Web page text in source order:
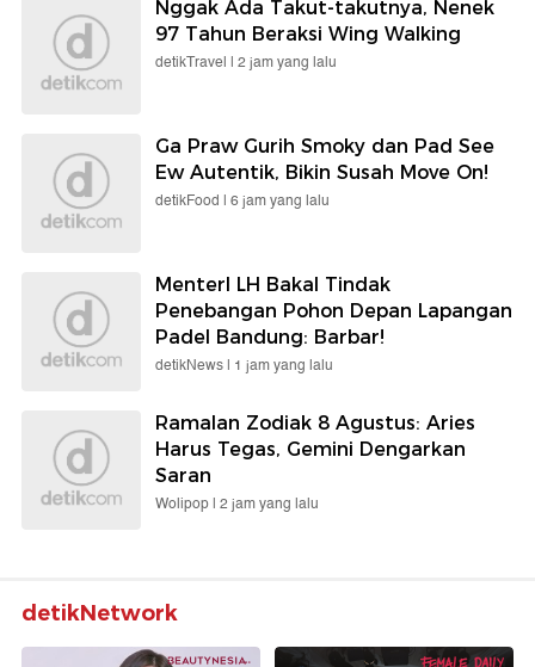
Nggak Ada Takut-takutnya, Nenek
97 Tahun Beraksi Wing Walking
detikTravel | 2 jam yang lalu
Ga Praw Gurih Smoky dan Pad See
Ew Autentik, Bikin Susah Move On!
detikFood | 6 jam yang lalu
MenterI LH Bakal Tindak
Penebangan Pohon Depan Lapangan
Padel Bandung: Barbar!
detikNews | 1 jam yang lalu
Ramalan Zodiak 8 Agustus: Aries
Harus Tegas, Gemini Dengarkan
Saran
Wolipop | 2 jam yang lalu
detikNetwork